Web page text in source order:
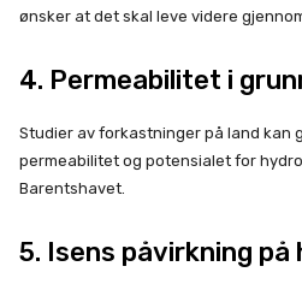
ønsker at det skal leve videre
4. Permeabilitet i
Studier av forkastninger på land kan
permeabilitet og potensialet for
Barentshavet.
5. Isens påvirkning på